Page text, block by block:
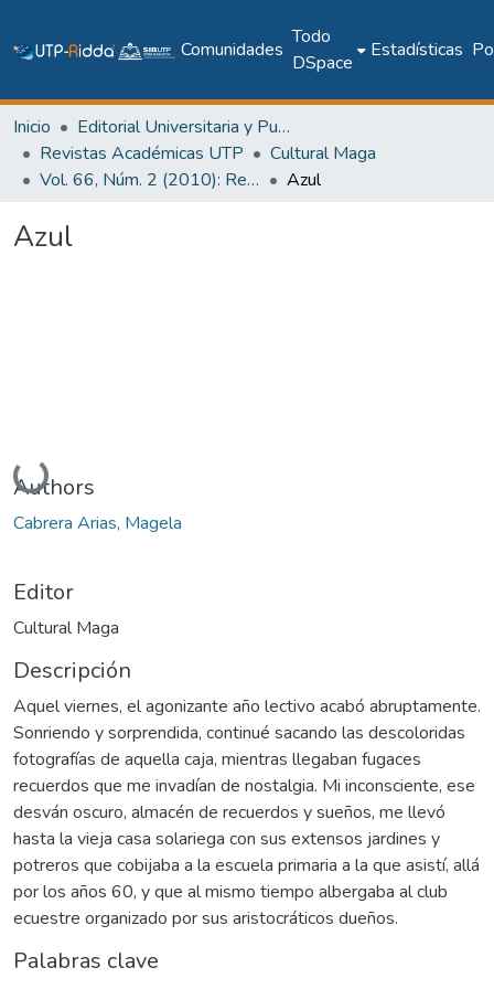
Comunidades
Todo
DSpace
Estadísticas
Inicio
Editorial Universitaria y Publicaciones Seriadas
Revistas Académicas UTP
Cultural Maga
Vol. 66, Núm. 2 (2010): Revista Maga
Azul
Azul
Cargando...
Authors
Cabrera Arias, Magela
Editor
Cultural Maga
Descripción
Aquel viernes, el agonizante año lectivo acabó abruptamente.
Sonriendo y sorprendida, continué sacando las descoloridas
fotografías de aquella caja, mientras llegaban fugaces
recuerdos que me invadían de nostalgia. Mi inconsciente, ese
desván oscuro, almacén de recuerdos y sueños, me llevó
hasta la vieja casa solariega con sus extensos jardines y
potreros que cobijaba a la escuela primaria a la que asistí, allá
por los años 60, y que al mismo tiempo albergaba al club
ecuestre organizado por sus aristocráticos dueños.
Palabras clave